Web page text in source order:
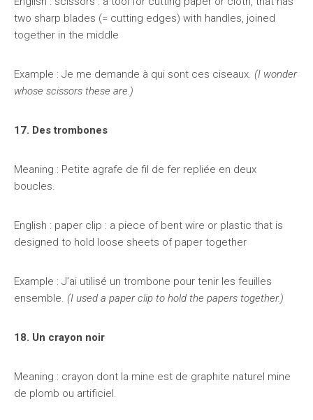
two sharp blades (= cutting edges) with handles, joined
together in the middle
Example : Je me demande à qui sont ces ciseaux. (I wonder
whose scissors these are.)
17. Des trombones
Meaning : Petite agrafe de fil de fer repliée en deux
boucles.
English : paper clip : a piece of bent wire or plastic that is
designed to hold loose sheets of paper together
Example : J’ai utilisé un trombone pour tenir les feuilles
ensemble. (I used a paper clip to hold the papers together.)
18. Un crayon noir
Meaning : crayon dont la mine est de graphite naturel mine
de plomb ou artificiel.